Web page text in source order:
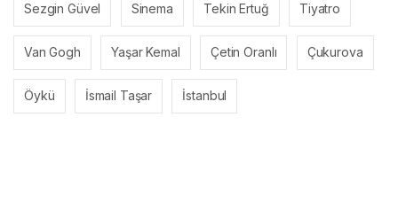
Sezgin Güvel Sinema Tekin Ertuğ Tiyatro
Van Gogh Yaşar Kemal Çetin Oranlı Çukurova
Öykü İsmail Taşar İstanbul